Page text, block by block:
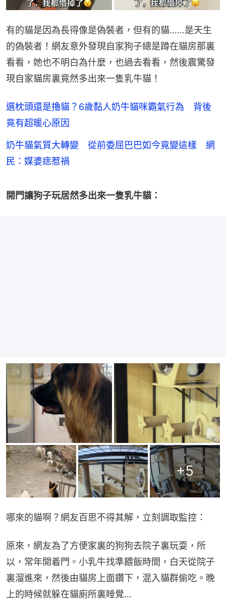
有的貓是因為長得像是偽裝者，但有的貓……是天生
的偽裝者！網友意外發現自家狗子總是蹲在貓房那裏
看看，她也不明白為什麼，也過去看看，然後震驚發
現自家貓房裏竟然多出來一隻乳牛貓！
選枕頭還是擼貓？6歲黏人奶牛貓咪霸氣行為 背後
竟有超暖心原因
奶牛貓氣質大轉變 從前委屈巴巴如今竟變這樣 網
民：媒婆痣惹禍
開門讓狗子玩居然多出來一隻乳牛貓：
+5
哪來的貓啊？網友百思不得其解，立刻調取監控：
原來，網友為了方便家裏的狗狗去院子裏玩耍，所
以，常年開着門。小乳牛找準餵飯時間，白天從院子
裏溜進來，然後由貓房上面鑽下，混入貓群偷吃。晚
上的時候就躲在貓廁所裏睡覺…